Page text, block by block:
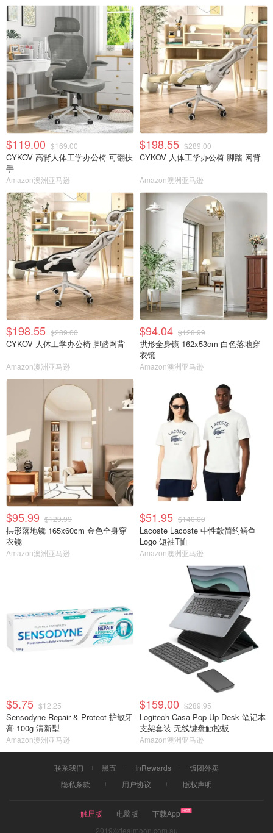
$119.00 $169.00
CYKOV 高背人体工学办公椅 可翻扶
手
Amazon澳洲亚马逊
$198.55 $289.00
CYKOV 人体工学办公椅 脚踏 网背
Amazon澳洲亚马逊
$198.55 $289.00
CYKOV 人体工学办公椅 脚踏网背
Amazon澳洲亚马逊
$94.04 $128.99
拱形全身镜 162x53cm 白色落地穿
衣镜
Amazon澳洲亚马逊
$95.99 $129.99
拱形落地镜 165x60cm 金色全身穿
衣镜
Amazon澳洲亚马逊
$51.95 $140.00
Lacoste Lacoste 中性款简约鳄鱼
Logo 短袖T恤
Amazon澳洲亚马逊
$5.75 $12.25
Sensodyne Repair & Protect 护敏牙
膏 100g 清新型
Amazon澳洲亚马逊
$159.00 $289.95
Logitech Casa Pop Up Desk 笔记本
支架套装 无线键盘触控板
Amazon澳洲亚马逊
联系我们 黑五 InRewards
饭团外卖
隐私条款
用户协议 版权声明
触屏版 电脑版
下载App
2019©dealmoon.com.au